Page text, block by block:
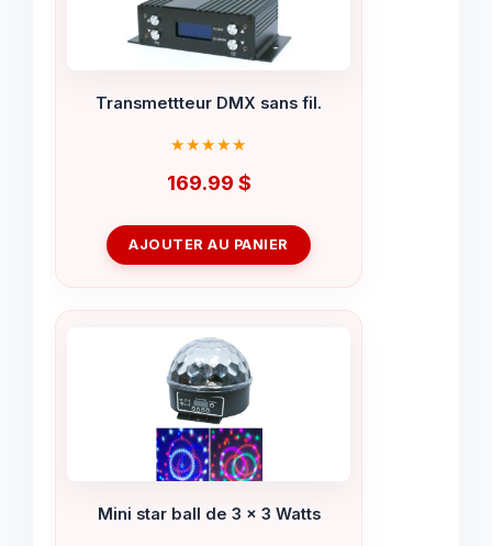
Transmettteur DMX sans fil.
169.99 $
AJOUTER AU PANIER
Mini star ball de 3 x 3 Watts